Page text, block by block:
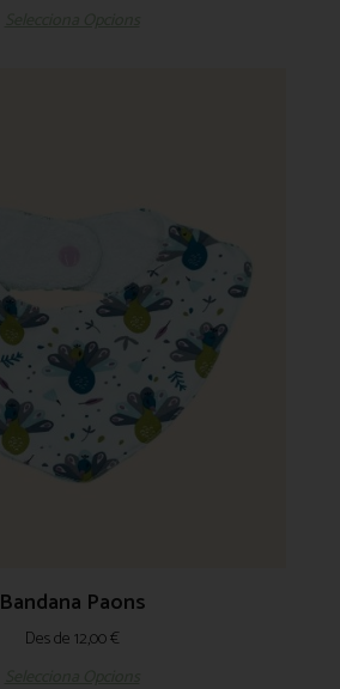
Bandana Paons
Des de12,00€